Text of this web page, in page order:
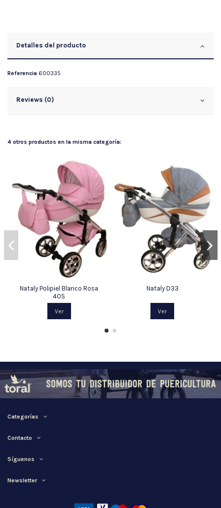
Detalles del producto
Referencia 600335
Reviews (0)
4 otros productos en la misma categoría:
Nataly Polipiel Blanco Rosa
40S
Ver
Nataly D33
Ver
Categorías
Contacto
Síguenos
Newsletter